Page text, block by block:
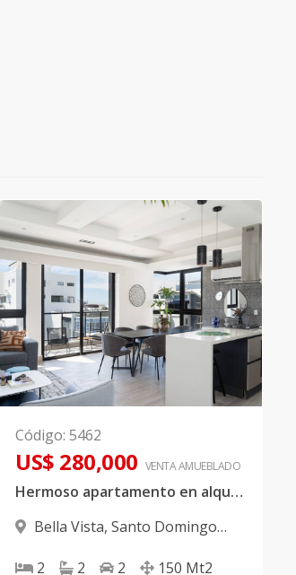
Código: 5462
US$ 280,000 VENTA AMUEBLADO
Hermoso apartamento en alquiler amueblado ubicado en Bella Vista
Bella Vista, Santo Domingo
2
2 2 150 Mt2